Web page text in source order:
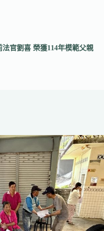
法官劉喜 榮獲114年模範父親